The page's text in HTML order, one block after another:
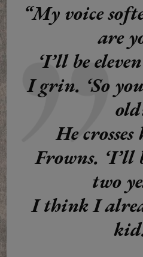
“My voice
are
‘I’ll be
I grin. ‘So
He
Frowns. ‘I’ll
two
I think I